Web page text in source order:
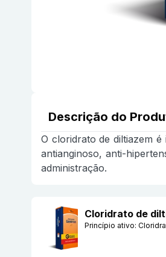
Descrição do
O cloridrato de diltiazem
antianginoso, anti-
administração.
Cloridrato de
Princípio ativo: